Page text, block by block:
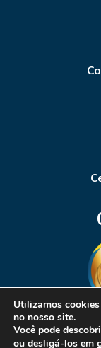
Utilizamos
no nosso site.
Você pode
ou desligá-los em